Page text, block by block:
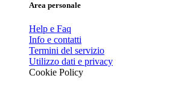
Area personale
Help e Faq
Info e contatti
Termini del servizio
Utilizzo dati e privacy
Cookie Policy